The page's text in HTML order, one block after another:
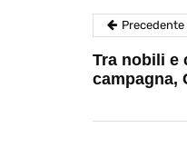
Precedente
Tra nobili e
campagna,